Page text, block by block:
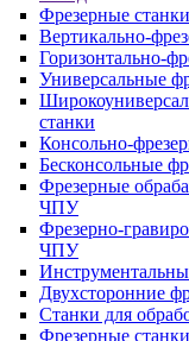
Фрезерные
Вертикально-
Горизонтально-
Универсальные
станки
Консольно-
Бесконсольные
Фрезерные
ЧПУ
Фрезерно-
ЧПУ
Двухсторонние
Станки для
Фрезерные